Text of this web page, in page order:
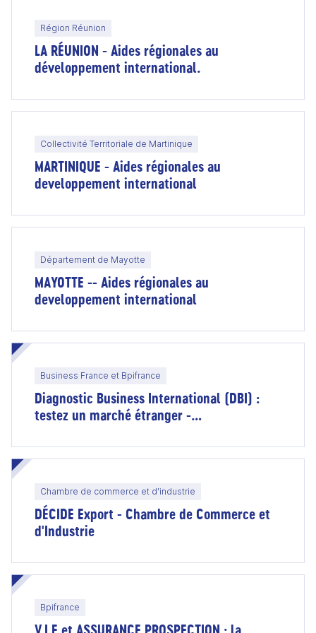
Région Réunion
LA RÉUNION - Aides régionales au
développement international.
Collectivité Territoriale de Martinique
MARTINIQUE - Aides régionales au
developpement international
Département de Mayotte
MAYOTTE -- Aides régionales au
developpement international
Business France et Bpifrance
Diagnostic Business International (DBI) :
testez un marché étranger -
financement Bpifrance
Chambre de commerce et d'industrie
DÉCIDE Export - Chambre de Commerce et
d'Industrie
Bpifrance